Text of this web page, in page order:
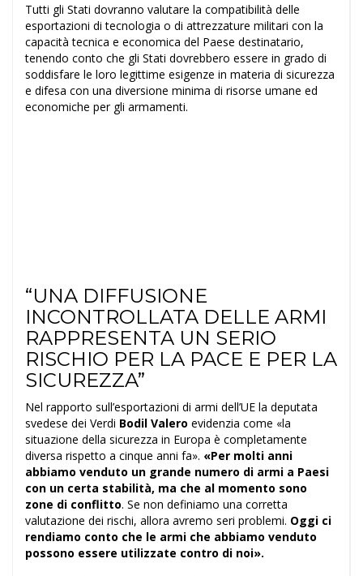
Tutti gli Stati dovranno valutare la compatibilità delle
esportazioni di tecnologia o di attrezzature militari con la
capacità tecnica e economica del Paese destinatario,
tenendo conto che gli Stati dovrebbero essere in grado di
soddisfare le loro legittime esigenze in materia di sicurezza
e difesa con una diversione minima di risorse umane ed
economiche per gli armamenti.
“UNA DIFFUSIONE
INCONTROLLATA DELLE ARMI
RAPPRESENTA UN SERIO
RISCHIO PER LA PACE E PER LA
SICUREZZA”
Nel rapporto sull’esportazioni di armi dell’UE la deputata
svedese dei Verdi Bodil Valero evidenzia come «la
situazione della sicurezza in Europa è completamente
diversa rispetto a cinque anni fa». «Per molti anni
abbiamo venduto un grande numero di armi a Paesi
con un certa stabilità, ma che al momento sono
zone di conflitto. Se non definiamo una corretta
valutazione dei rischi, allora avremo seri problemi. Oggi ci
rendiamo conto che le armi che abbiamo venduto
possono essere utilizzate contro di noi».